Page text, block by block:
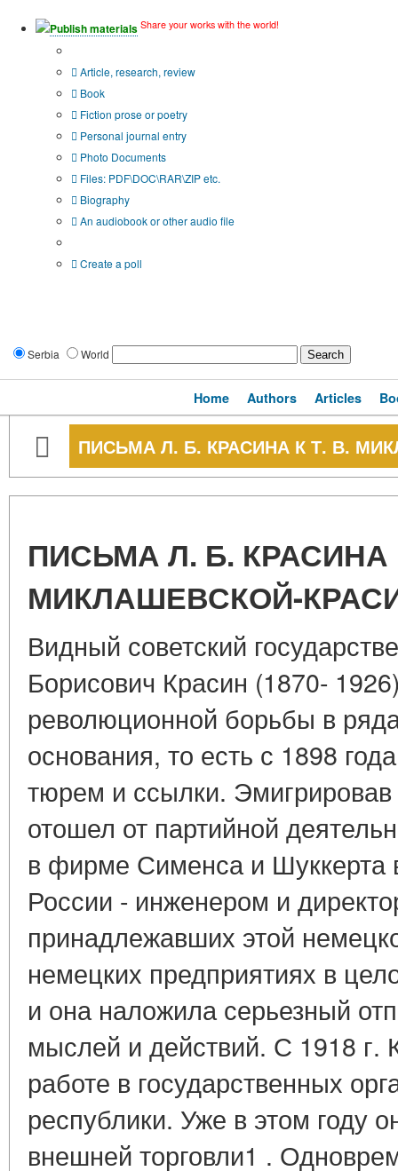
Publish materials Share your works with the world!
Article, research, review
Book
Fiction prose or poetry
Personal journal entry
Photo Documents
Files: PDF\DOC\RAR\ZIP etc.
Biography
An audiobook or other audio file
Create a poll
Serbia World
Home Authors Articles
ПИСЬМА Л. Б. КРАСИНА К Т. В.
ПИСЬМА Л. Б. КРАСИНА
МИКЛАШЕВСКОЙ-
Видный советский
Борисович Красин (1870-
революционной борьбы в
основания, то есть с 1898
тюрем и ссылки.
отошел от партийной
в фирме Сименса и Шуккерта
России - инженером и
принадлежавших этой
немецких предприятиях в
и она наложила серьезный
мыслей и действий. С 1918 г.
работе в государственных
республики. Уже в этом году
внешней торговли1 .